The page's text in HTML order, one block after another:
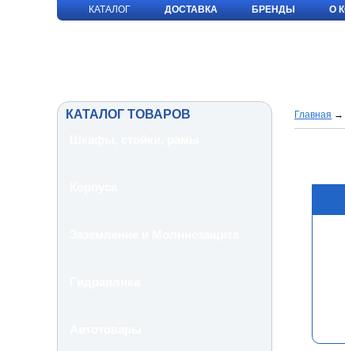
КАТАЛОГ ДОСТАВКА БРЕНДЫ О
КАТАЛОГ ТОВАРОВ
Главная →